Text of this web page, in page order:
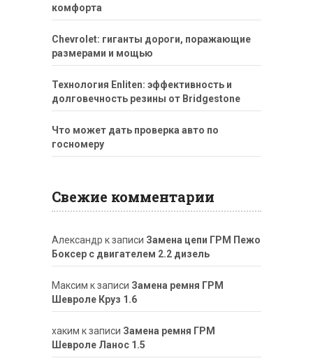
комфорта
Chevrolet: гиганты дороги, поражающие
размерами и мощью
Технология Enliten: эффективность и
долговечность резины от Bridgestone
Что может дать проверка авто по
госномеру
Свежие комментарии
Александр к записи Замена цепи ГРМ Пежо
Боксер с двигателем 2.2 дизель
Максим к записи Замена ремня ГРМ
Шевроле Круз 1.6
хаким к записи Замена ремня ГРМ
Шевроле Ланос 1.5